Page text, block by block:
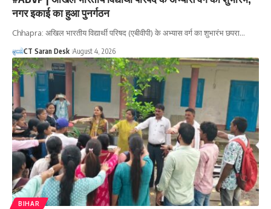
नगर इकाई का हुआ पुनर्गठन
Chhapra: अखिल भारतीय विद्यार्थी परिषद (एबीवीपी) के अभ्यास वर्ग का शुभारंभ छपरा…
CT Saran Desk August 4, 2026
BIHAR